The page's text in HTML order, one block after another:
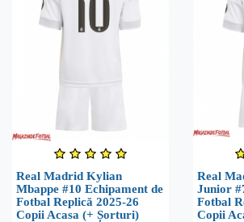
Real Madrid Kylian
Mbappe #10 Echipament de
Fotbal Replică 2025-26
Copii Acasa (+ Șorturi)
Real
Junior
Fotbal
Copii